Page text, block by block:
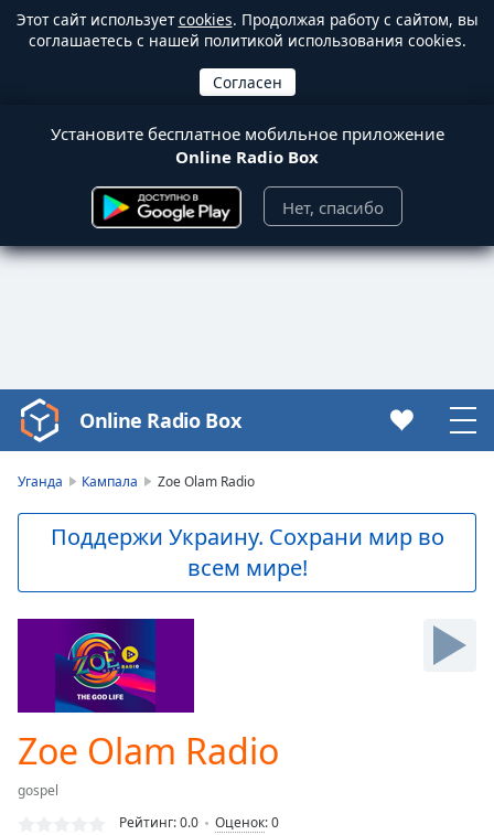
Этот сайт используетcookies. Продолжая работу с сайтом, вы
соглашаетесь с нашей политикой использования cookies.
Установите бесплатное мобильное приложение
Online Radio Box
Нет, спасибо
Video
Player
Skip
Forward
Current
Loaded
Online Radio Box
Уганда Кампала Zoe Olam Radio
Поддержи Украину. Сохрани мир во
всем мире!
Zoe Olam Radio
gospel
Рейтинг:0.0 Оценок:0